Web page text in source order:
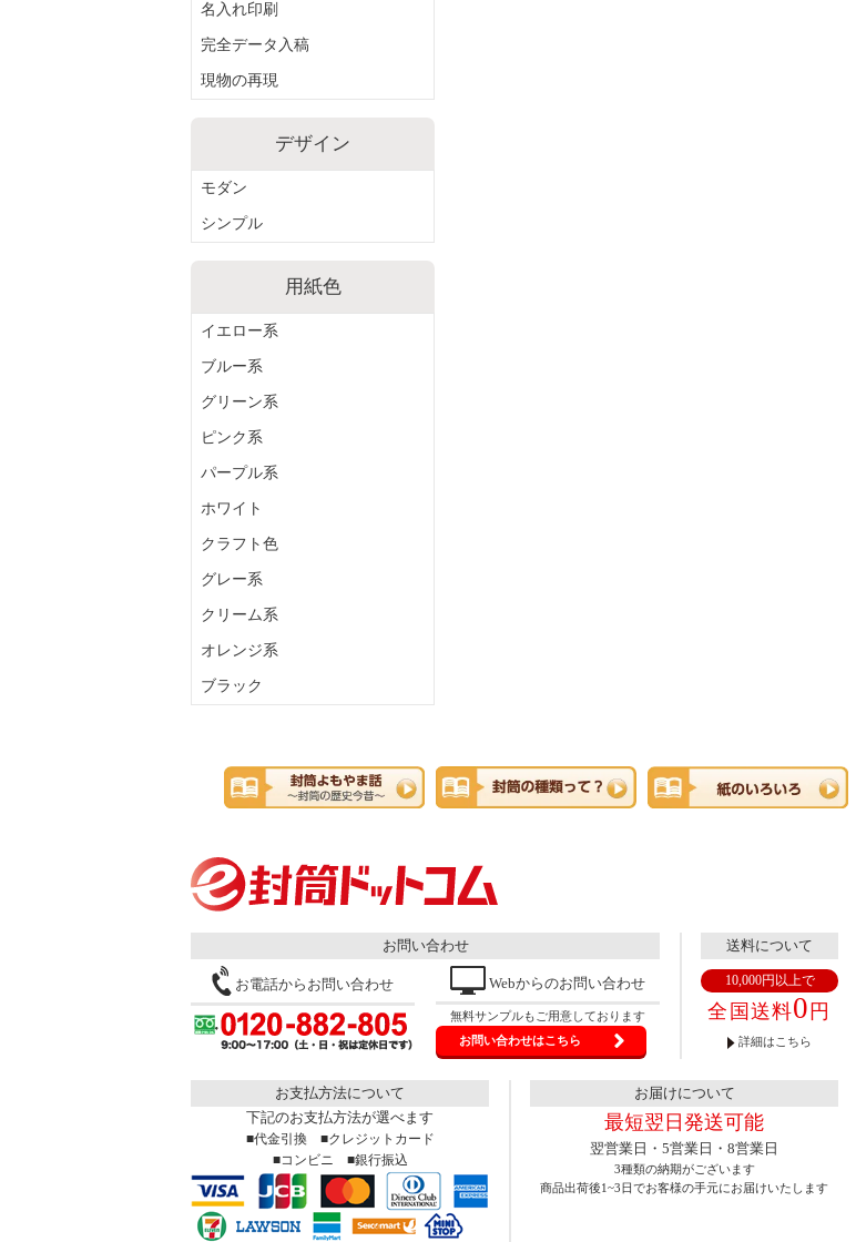
名入れ印刷
完全データ入稿
現物の再現
デザイン
モダン
シンプル
用紙色
イエロー系
ブルー系
グリーン系
ピンク系
パープル系
ホワイト
クラフト色
グレー系
クリーム系
オレンジ系
ブラック
お問い合わせ
お電話からお問い合わせ Webからのお問い合わせ
無料サンプルもご用意しております
お問い合わせはこちら
送料について
10,000円以上で
全国送料0 円
詳細はこちら
お支払方法について
下記のお支払方法が選べます
■代金引換 ■クレジットカード
■コンビニ ■銀行振込
お届けについて
最短翌日発送可能
翌営業日・5営業日・8営業日
3種類の納期がございます
商品出荷後1~3日でお客様の手元にお届けいたします